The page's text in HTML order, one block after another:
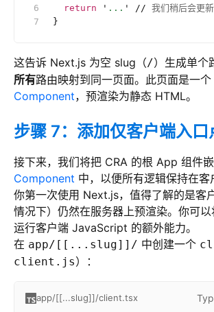
  return
' ... ' // 我们稍后会更
}
这告诉 Next.js 为空 slug（/）生成单个
所有路由映射到同一页面。此页面是一个
Component，预渲染为静态 HTML。
步骤 7：添加仅客户端入口
接下来，我们将把 CRA 的根 App 组件嵌
Component 中，以便所有逻辑保持在客
你第一次使用 Next.js，值得了解的是客
情况下）仍然在服务器上预渲染。你可
运行客户端 JavaScript 的额外能力。
在 app/[[...slug]]/ 中创建一个
client.js）：
app/[[...slug]]/client.tsx